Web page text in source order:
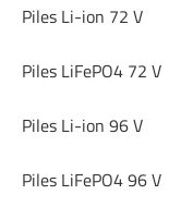
Piles Li-ion 72 V
Piles LiFePO4 72 V
Piles Li-ion 96 V
Piles LiFePO4 96 V